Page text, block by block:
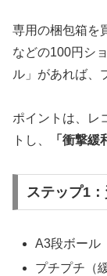
専用の梱包箱を
などの100円シ
ル」があれば、
ポイントは、レ
トし、
「衝撃緩
ステップ1
A3段ボール
プチプチ（